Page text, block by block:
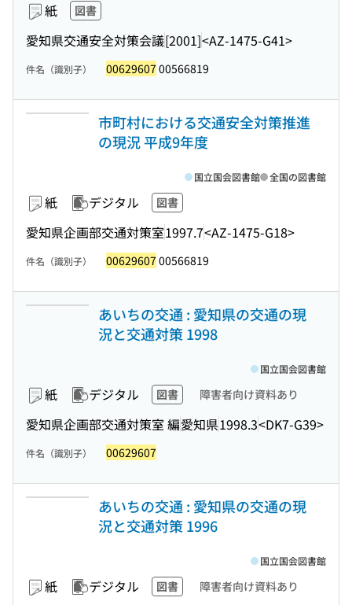
紙 図書
愛知県交通安全対策会議[2001]<AZ-1475-G41>
件名（識別子） 00629607 00566819
市町村における交通安全対策推進
の現況 平成9年度
紙 デジタル 図書
愛知県企画部交通対策室1997.7<AZ-1475-G18>
国立国会図書館 全国の図書館
件名（識別子） 00629607 00566819
あいちの交通 : 愛知県の交通の現
況と交通対策 1998
紙 デジタル 図書 障害者向け資料あり
愛知県企画部交通対策室 編愛知県1998.3<DK7-G39>
国立国会図書館
件名（識別子） 00629607
あいちの交通 : 愛知県の交通の現
況と交通対策 1996
紙 デジタル 図書 障害者向け資料あり
国立国会図書館